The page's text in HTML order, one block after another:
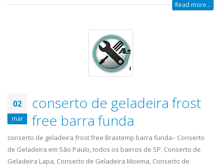
Read more...
02
mar
conserto de geladeira frost
free barra funda
conserto de geladeira frost free Brastemp barra funda– Conserto
de Geladeira em São Paulo, todos os bairros de SP. Conserto de
Geladeira Lapa, Conserto de Geladeira Moema, Conserto de